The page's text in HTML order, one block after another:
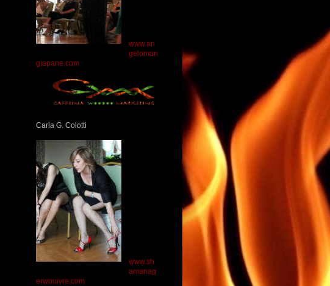
www.an
geloman
giapane.com
Carla G. Colotti
www.sh
amanag
erwouivre.com